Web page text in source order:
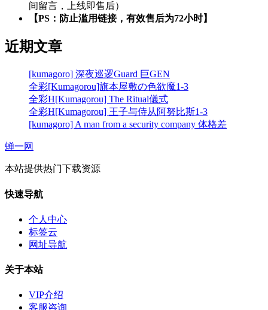
间留言，上线即售后）
【PS：防止滥用链接，有效售后为72小时】
近期文章
[kumagoro] 深夜巡逻Guard 巨GEN
全彩[Kumagorou]旗本屋敷の色欲魔1-3
全彩H[Kumagorou] The Ritual儀式
全彩H[Kumagorou] 王子与侍从阿努比斯1-3
[kumagoro] A man from a security company 体格差
蝉一网
本站提供热门下载资源
快速导航
个人中心
标签云
网址导航
关于本站
VIP介绍
客服咨询